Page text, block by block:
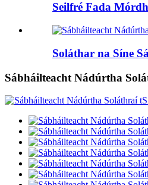
Seilfré Fada
Soláthar na Síne
Sábháilteacht Nádúrtha